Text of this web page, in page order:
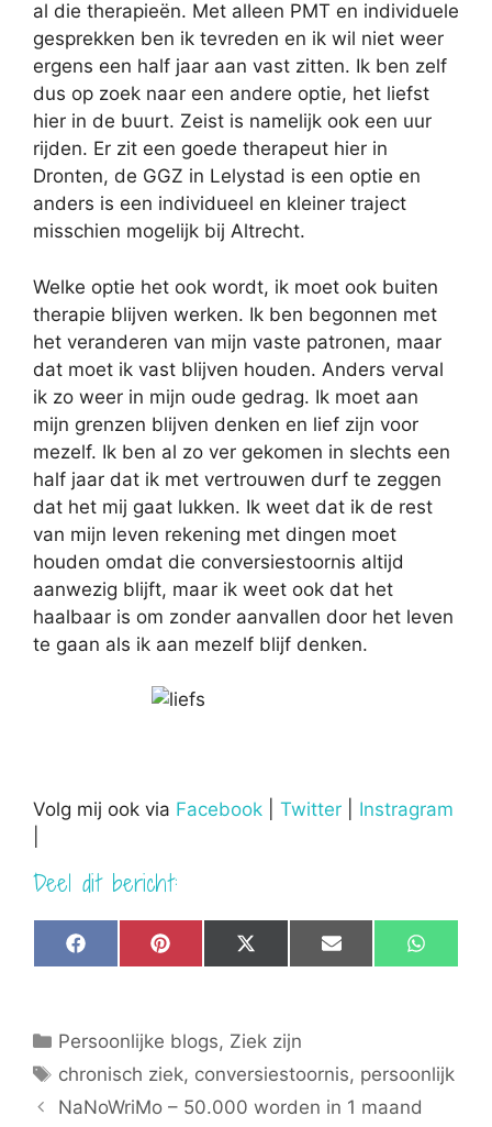
al die therapieën. Met alleen PMT en individuele
gesprekken ben ik tevreden en ik wil niet weer
ergens een half jaar aan vast zitten. Ik ben zelf
dus op zoek naar een andere optie, het liefst
hier in de buurt. Zeist is namelijk ook een uur
rijden. Er zit een goede therapeut hier in
Dronten, de GGZ in Lelystad is een optie en
anders is een individueel en kleiner traject
misschien mogelijk bij Altrecht.
Welke optie het ook wordt, ik moet ook buiten
therapie blijven werken. Ik ben begonnen met
het veranderen van mijn vaste patronen, maar
dat moet ik vast blijven houden. Anders verval
ik zo weer in mijn oude gedrag. Ik moet aan
mijn grenzen blijven denken en lief zijn voor
mezelf. Ik ben al zo ver gekomen in slechts een
half jaar dat ik met vertrouwen durf te zeggen
dat het mij gaat lukken. Ik weet dat ik de rest
van mijn leven rekening met dingen moet
houden omdat die conversiestoornis altijd
aanwezig blijft, maar ik weet ook dat het
haalbaar is om zonder aanvallen door het leven
te gaan als ik aan mezelf blijf denken.
Volg mij ook via Facebook Twitter
Instragram
Deel dit bericht:
Share
on
F
a
o
k
Share
on
P
i
r
e
s
t
Share
on
X
(
t
e
r
)
Share
on
E
m
Share
on
W
h
p
p
Categorieën
Persoonlijke blogs, Ziek zijn
Tags
chronisch ziek, conversiestoornis, persoonlijk
NaNoWriMo – 50.000 worden in 1 maand